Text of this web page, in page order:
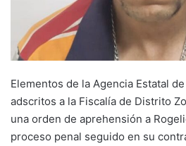
Elementos de la Agencia Estatal
adscritos a la Fiscalía de Distrito
una orden de aprehensión a
proceso penal seguido en su